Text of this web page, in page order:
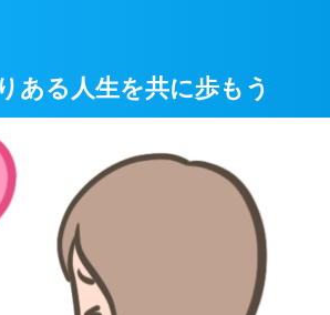
ある人生を共に歩もう